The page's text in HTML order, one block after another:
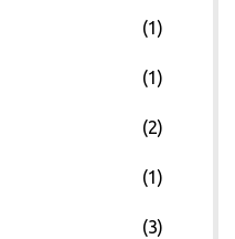
(1)
(1)
(2)
(1)
(3)